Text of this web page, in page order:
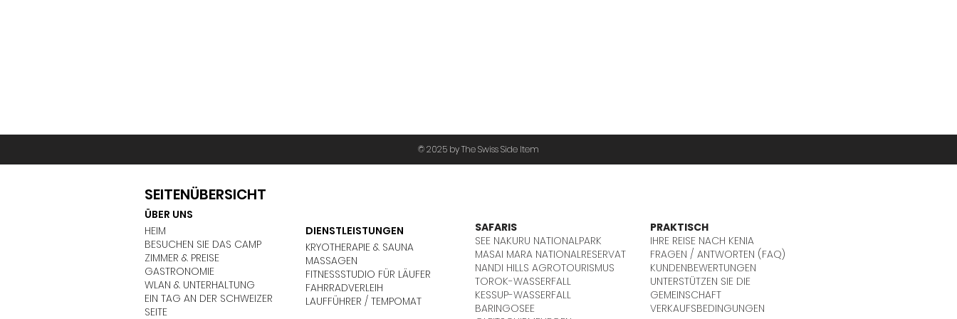
© 2025 by The Swiss Side Item
SEITENÜBERSICHT
ÜBER UNS
HEIM
BESUCHEN SIE DAS CAMP
ZIMMER & PREISE
GASTRONOMIE
WLAN & UNTERHALTUNG
EIN TAG AN DER SCHWEIZER
SEITE
DIENSTLEISTUNGEN
KRYOTHERAPIE & SAUNA
MASSAGEN
FITNESSSTUDIO FÜR LÄUFER
FAHRRADVERLEIH
LAUFFÜHRER / TEMPOMAT
SAFARIS
SEE NAKURU NATIONALPARK
MASAI MARA NATIONALRESERVAT
NANDI HILLS AGROTOURISMUS
TOROK-WASSERFALL
KESSUP-WASSERFALL
BARINGOSEE
PRAKTISCH
IHRE REISE NACH KENIA
FRAGEN / ANTWORTEN (FAQ)
KUNDENBEWERTUNGEN
UNTERSTÜTZEN SIE DIE
GEMEINSCHAFT
VERKAUFSBEDINGUNGEN